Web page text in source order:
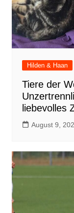
Hilden & Haan
Tiere der
liebevolles
August 9,